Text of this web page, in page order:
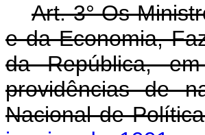
Art. 3° Os
e da Economia,
da República,
providências de
Nacional de